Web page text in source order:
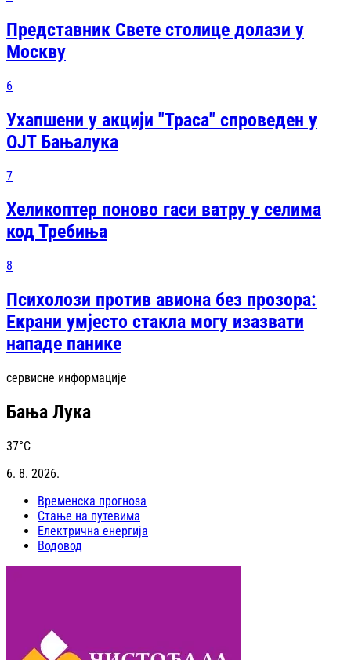
Представник Свете столице долази у
Москву
6
Ухапшени у акцији "Траса" спроведен у
ОЈТ Бањалука
7
Хеликоптер поново гаси ватру у селима
код Требиња
8
Психолози против авиона без прозора:
Екрани умјесто стакла могу изазвати
нападе панике
сервисне информације
Бања Лука
37°C
6. 8. 2026.
Временска прогноза
Стање на путевима
Електрична енергија
Водовод